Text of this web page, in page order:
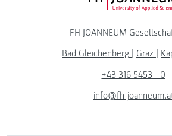
FH JOANNEUM
Bad Gleichenberg
Graz
+43 316 5453 - 0
info@fh-